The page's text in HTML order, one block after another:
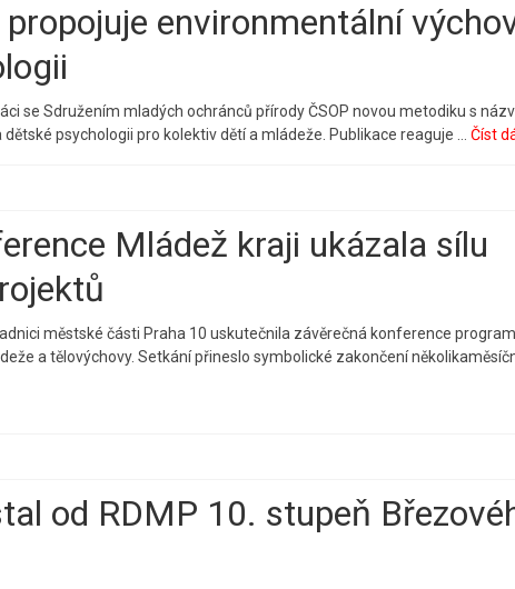
environmentální
se Sdružením mladých ochránců přírody ČSOP novou metodiku s
psychologii pro kolektiv dětí a mládeže. Publikace reaguje … Číst
Mládež kraji ukázala sílu
městské části Praha 10 uskutečnila závěrečná konference
a tělovýchovy. Setkání přineslo symbolické zakončení
od RDMP 10. stupeň